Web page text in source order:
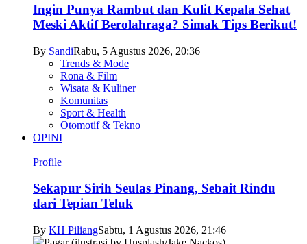
Ingin Punya Rambut dan Kulit Kepala Sehat
Meski Aktif Berolahraga? Simak Tips Berikut!
By SandiRabu, 5 Agustus 2026, 20:36
Trends & Mode
Rona & Film
Wisata & Kuliner
Komunitas
Sport & Health
Otomotif & Tekno
OPINI
Profile
Sekapur Sirih Seulas Pinang, Sebait Rindu
dari Tepian Teluk
By KH PiliangSabtu, 1 Agustus 2026, 21:46